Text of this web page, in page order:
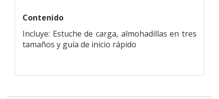
Contenido
Incluye: Estuche de carga, almohadillas en tres
tamaños y guía de inicio rápido